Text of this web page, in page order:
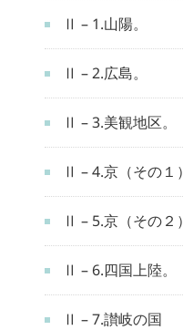
Ⅱ – 1.山陽。
Ⅱ – 2.広島。
Ⅱ – 3.美観地区。
Ⅱ – 4.京（その１）
Ⅱ – 5.京（その２）
Ⅱ – 6.四国上陸。
Ⅱ – 7.讃岐の国